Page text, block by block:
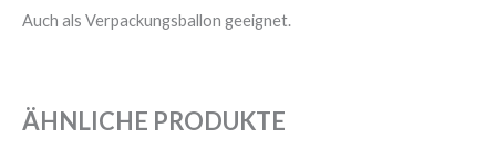
Auch als Verpackungsballon geeignet.
ÄHNLICHE PRODUKTE